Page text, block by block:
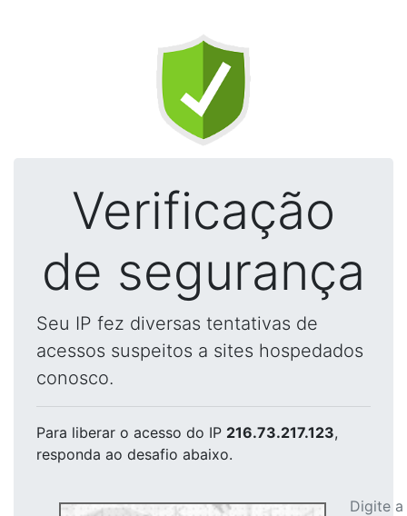
Verificação
de segurança
Seu IP fez diversas tentativas de
acessos suspeitos a sites hospedados
conosco.
Para liberar o acesso do IP 216.73.217.123,
responda ao desafio abaixo.
Digite